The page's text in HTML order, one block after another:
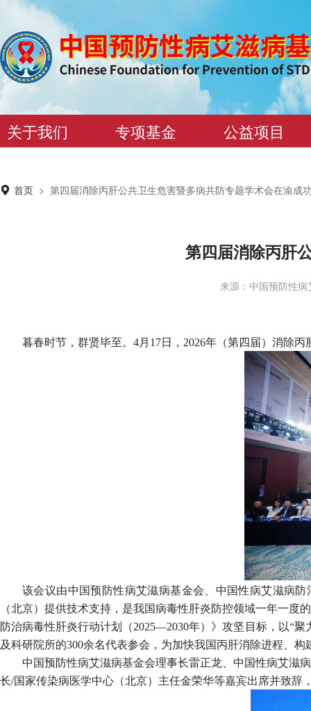
关于我们 专项基金 公益项目
首页 > 第四届消除丙肝公共卫生危害暨多病共防专题学术会在渝成
第四届消除丙肝
来源：中国预防性
暮春时节，群贤毕至。4月17日，2026年（第四届）消除
该会议由中国预防性病艾滋病基金会、中国性病艾滋病
（北京）提供技术支持，是我国病毒性肝炎防控领域一年一
防治病毒性肝炎行动计划（2025—2030年）》攻坚目标，以“
及科研院所的300余名代表参会，为加快我国丙肝消除进程、
中国预防性病艾滋病基金会理事长雷正龙、中国性病艾滋
长/国家传染病医学中心（北京）主任金荣华等嘉宾出席并致